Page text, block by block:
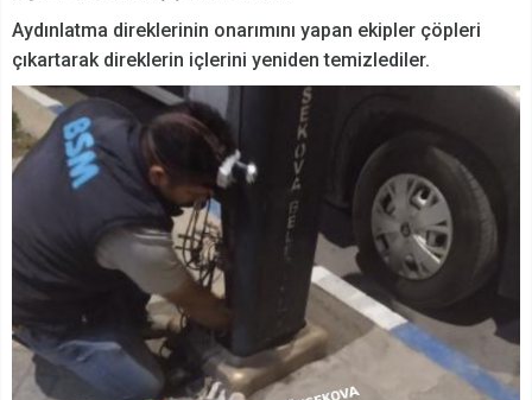
Aydınlatma direklerinin onarımını yapan ekipler çöpleri
çıkartarak direklerin içlerini yeniden temizlediler.